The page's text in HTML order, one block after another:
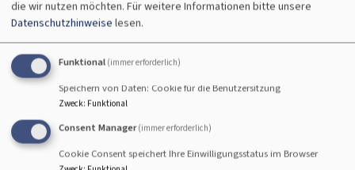
So, 13.9. 19:07 Uhr
High 7 (Gottesdienst von Jugendlichen für die ganze
Gemeinde), bitte beachten Sie die geänderte Uhrzeit
High7-Team
NeuenmarktChristuskirche Neuenmarkt
Di, 15.9. 10 Uhr
Schulanfangsgottesdienst für die 1. Klasse der
die wir nutzen möchten. Für weitere Informationen bitte unsere
Datenschutzhinweise lesen.
Funktional (immer erforderlich)
Speichern von Daten: Cookie für die Benutzersitzung
Zweck: Funktional
Consent Manager (immer erforderlich)
Cookie Consent speichert Ihre Einwilligungsstatus im Browser